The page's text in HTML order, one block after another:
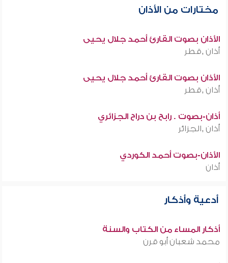
مختارات من الأذان
الأذان بصوت القارئ أحمد جلال يحيى
أذان ,قطر
الأذان بصوت القارئ أحمد جلال يحيى
أذان ,قطر
أذان-بصوت . رابح بن دراح الجزائري
أذان ,الجزائر
الأذان-بصوت أحمد الكوردي
أذان
أدعية وأذكار
أذكار المساء من الكتاب والسنة
محمد شعبان أبو قرن